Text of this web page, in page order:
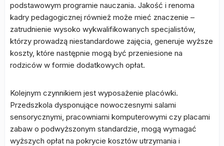
podstawowym programie nauczania. Jakość i renoma
kadry pedagogicznej również może mieć znaczenie –
zatrudnienie wysoko wykwalifikowanych specjalistów,
którzy prowadzą niestandardowe zajęcia, generuje wyższe
koszty, które następnie mogą być przeniesione na
rodziców w formie dodatkowych opłat.
Kolejnym czynnikiem jest wyposażenie placówki.
Przedszkola dysponujące nowoczesnymi salami
sensorycznymi, pracowniami komputerowymi czy placami
zabaw o podwyższonym standardzie, mogą wymagać
wyższych opłat na pokrycie kosztów utrzymania i